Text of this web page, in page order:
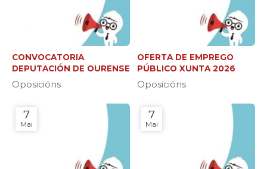
CONVOCATORIA
DEPUTACIÓN DE OURENSE
Oposicións
OFERTA DE EMPREGO
PÚBLICO XUNTA 2026
Oposicións
7
Mai
7
Mai